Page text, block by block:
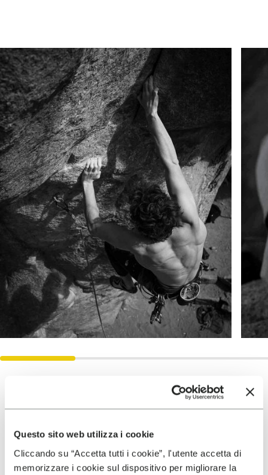
Questo sito web utilizza i cookie
Cliccando su “Accetta tutti i cookie”, l'utente accetta di
memorizzare i cookie sul dispositivo per migliorare la
Risultati
2025
Flash of Freerider 5.13a on El